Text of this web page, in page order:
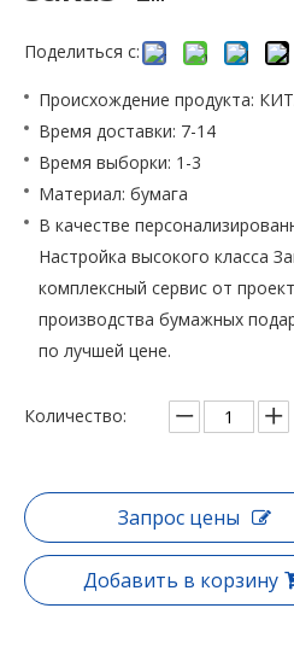
Поделиться с:
Происхождение продукта:
Время доставки: 7-14
Время выборки: 1-3
Материал: бумага
В качестве
Настройка высокого класса
комплексный сервис от
производства бумажных
по лучшей цене.
Количество:
Запрос цены
Добавить в корзину